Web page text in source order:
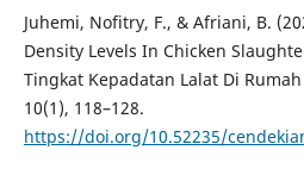
Juhemi, Nofitry, F., & Afriani, B.
Density Levels In Chicken
Tingkat Kepadatan Lalat Di
10(1), 118–128.
https://doi.org/10.52235/